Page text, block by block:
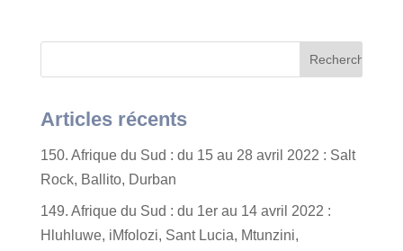
Articles récents
150. Afrique du Sud : du 15 au 28 avril 2022 : Salt
Rock, Ballito, Durban
149. Afrique du Sud : du 1er au 14 avril 2022 :
Hluhluwe, iMfolozi, Sant Lucia, Mtunzini,